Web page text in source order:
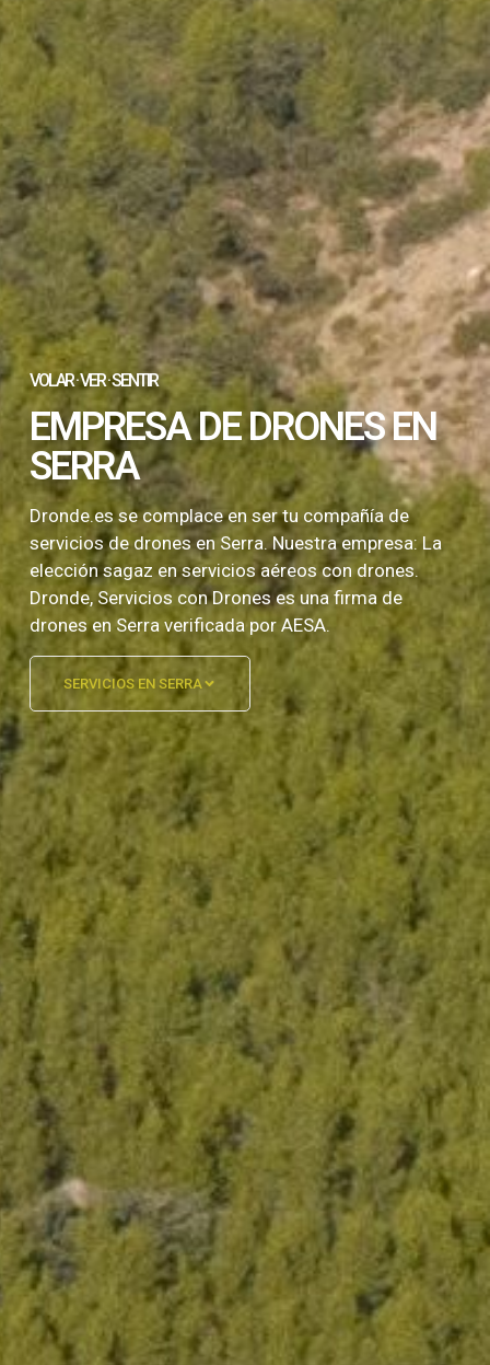
VOLAR · VER · SENTIR
EMPRESA DE DRONES EN
SERRA
Dronde.es se complace en ser tu compañía de
servicios de drones en Serra. Nuestra empresa: La
elección sagaz en servicios aéreos con drones.
Dronde, Servicios con Drones es una firma de
drones en Serra verificada por AESA.
SERVICIOS EN SERRA